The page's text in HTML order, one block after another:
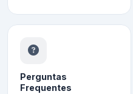
Perguntas
Frequentes